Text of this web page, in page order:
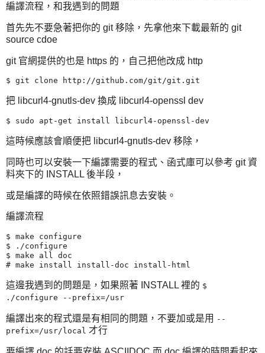
編譯流程，和我遇到的問題
首先先不要急著把你的 git 移除，先拿他來下載最新的 git
source cdoe
git 官網提供的也是 https 的，自己把他改成 http
把 libcurl4-gnutls-dev 換成 libcurl4-openssl dev
這時候應該會順便把 libcurl4-gnutls-dev 移除，
同時也可以安裝一下編譯需要的程式、函式庫可以參考 git 資
料夾下的 INSTALL 後半段，
或是編譯的時候在依照錯誤訊息去安裝。
編譯流程
$ make configure
$ ./configure
$ make all doc
這邊我遇到的問題是，如果照著 INSTALL 裡的 $
./configure
--prefix=/usr
編譯出來的程式還是有相同的問題，不要加或是用 --
prefix=/usr/local 才行